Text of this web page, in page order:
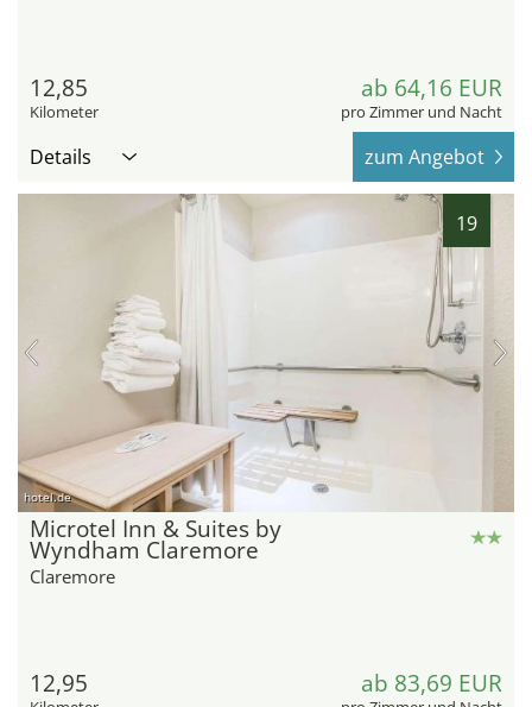
12,85
Kilometer
ab 64,16 EUR
pro Zimmer und Nacht
Details zum Angebot
19
hotel.de
Microtel Inn & Suites by
Wyndham Claremore
Claremore
12,95 ab 83,69 EUR